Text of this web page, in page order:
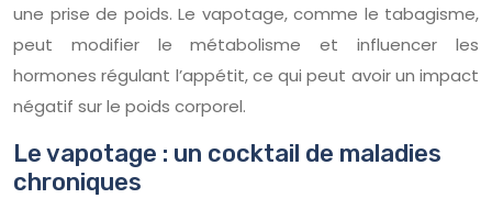
une prise de poids. Le vapotage, comme le tabagisme,
peut modifier le métabolisme et influencer les
hormones régulant l’appétit, ce qui peut avoir un impact
négatif sur le poids corporel.
Le vapotage : un cocktail de maladies
chroniques